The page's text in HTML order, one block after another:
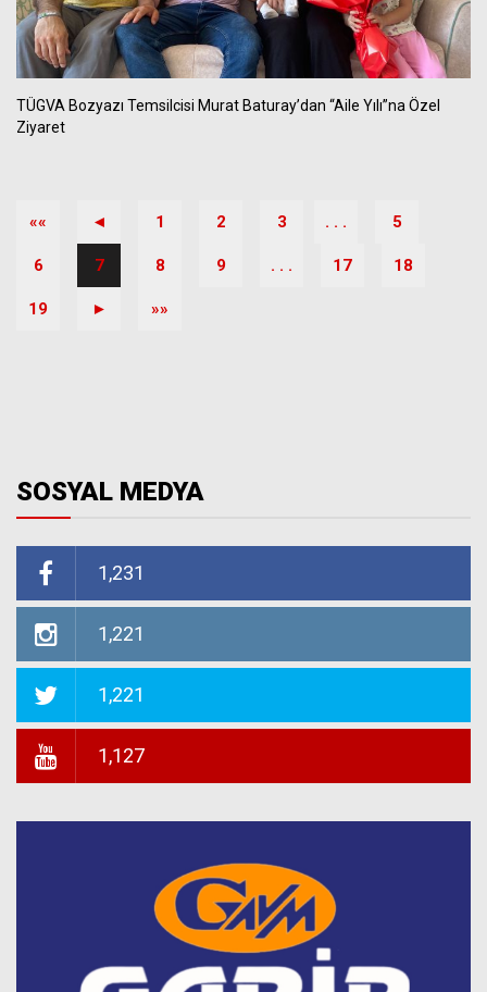
TÜGVA Bozyazı Temsilcisi Murat Baturay’dan “Aile Yılı”na Özel
Ziyaret
«« ◄ 1 2 3 . . . 5
6 7 8 9 . . . 17 18
19 ► »»
SOSYAL MEDYA
1,231
1,221
1,221
1,127